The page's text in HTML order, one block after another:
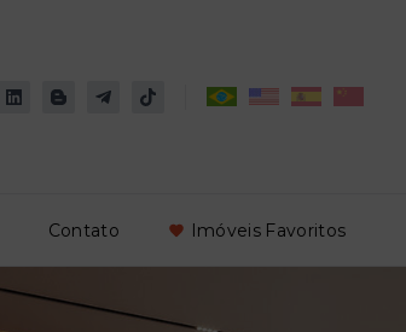
Contato Imóveis Favoritos